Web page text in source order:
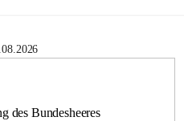
des Bundesheeres